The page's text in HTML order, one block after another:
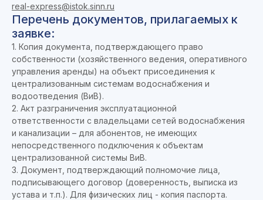
real-express@istok.sinn.ru
Перечень документов, прилагаемых к
заявке:
1. Копия документа, подтверждающего право
собственности (хозяйственного ведения, оперативного
управления аренды) на объект присоединения к
централизованным системам водоснабжения и
водоотведения (ВиВ).
2. Акт разграничения эксплуатационной
ответственности с владельцами сетей водоснабжения
и канализации – для абонентов, не имеющих
непосредственного подключения к объектам
централизованной системы ВиВ.
3. Документ, подтверждающий полномочие лица,
подписывающего договор (доверенность, выписка из
устава и т.п.). Для физических лиц - копия паспорта.